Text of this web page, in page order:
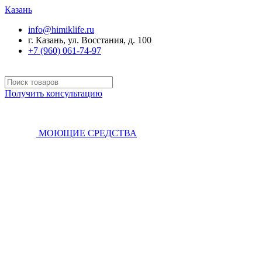
Казань
info@himiklife.ru
г. Казань, ул. Восстания, д. 100
+7 (960) 061-74-97
Получить консультацию
МОЮЩИЕ СРЕДСТВА